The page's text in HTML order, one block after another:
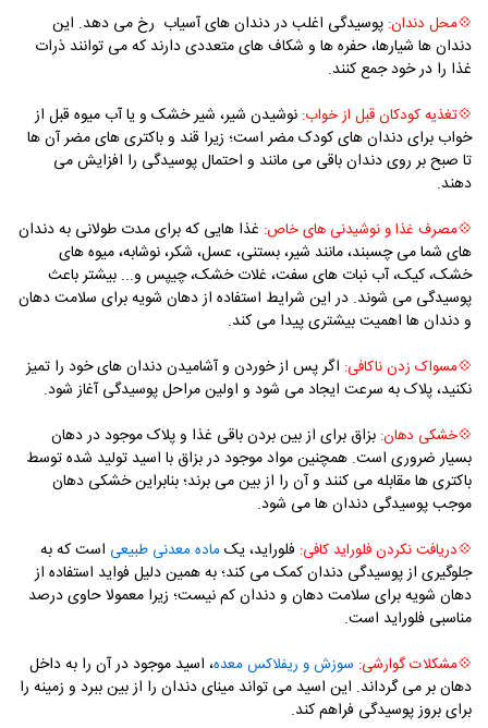
💠محل دندان: پوسیدگی اغلب در دندان ‌های آسیاب رخ می ‌دهد. این
دندان ‌ها شیارها، حفره ‌ها و شکاف‌ های متعددی دارند که می ‌توانند ذرات
غذا را در خود جمع کنند.
💠تغذیه کودکان قبل از خواب: نوشیدن شیر، شیر خشک و یا آب میوه قبل از
خواب برای دندان های کودک مضر است؛ زیرا قند و باکتری های مضر آن ها
تا صبح بر روی دندان باقی می مانند و احتمال پوسیدگی را افزایش می
دهند.
💠مصرف غذا و نوشیدنی های خاص: غذا هایی که برای مدت طولانی به دندان‌
های شما می‌ چسبند، مانند شیر، بستنی، عسل، شکر، نوشابه، میوه‌ های
خشک، کیک، آب نبات های سفت، غلات خشک، چیپس و... بیشتر باعث
پوسیدگی می‌ شوند. در این شرایط استفاده از دهان شویه برای سلامت دهان
و دندان ها اهمیت بیشتری پیدا می کند.
💠مسواک زدن ناکافی: اگر پس از خوردن و آشامیدن دندان های خود را تمیز
نکنید، پلاک به سرعت ایجاد می شود و اولین مراحل پوسیدگی آغاز شود.
💠خشکی دهان: بزاق برای از بین بردن باقی غذا و پلاک موجود در دهان
بسیار ضروری است. همچنین مواد موجود در بزاق با اسید تولید شده توسط
باکتری ها مقابله می کنند و آن را از بین می برند؛ بنابراین خشکی دهان
موجب پوسیدگی دندان ها می شود.
💠دریافت نکردن فلوراید کافی: فلوراید، یکماده معدنی طبیعی است که به
جلوگیری از پوسیدگی دندان کمک می کند؛ به همین دلیل فواید استفاده از
دهان شویه برای سلامت دهان و دندان کم نیست؛ زیرا معمولا حاوی درصد
مناسبی فلوراید است.
💠مشکلات گوارشی: سوزش و ریفلاکس معده، اسید موجود در آن را به داخل
دهان بر می گرداند. این اسید می تواند مینای دندان را از بین ببرد و زمینه را
برای بروز پوسیدگی فراهم کند.